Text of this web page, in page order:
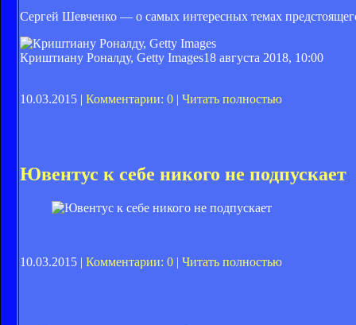
Сергей Шевченко — о самых интересных темах
Криштиану Роналду, Getty Images18 августа 2018, 10:00
10.03.2015 | Комментарии: 0 | Читать полностью
Ювентус к себе никого не подпускает
10.03.2015 | Комментарии: 0 | Читать полностью